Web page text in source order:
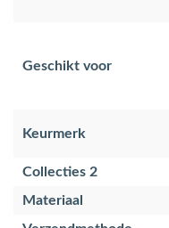
Geschikt voor
Keurmerk
Collecties 2
Materiaal